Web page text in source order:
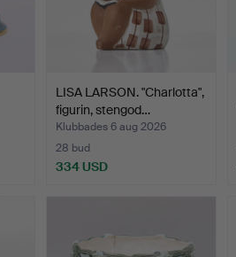
LISA LARSON. "Charlotta",
figurin, stengod…
Klubbades 6 aug 2026
28 bud
334 USD